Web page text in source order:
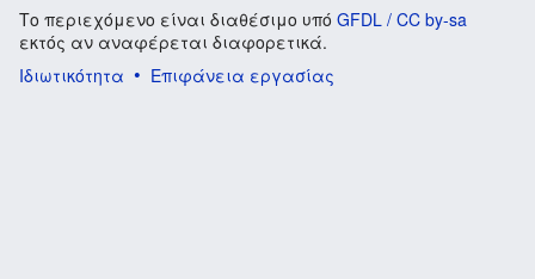
Το περιεχόμενο είναι διαθέσιμο υπό GFDL / CC by-sa
εκτός αν αναφέρεται διαφορετικά.
Ιδιωτικότητα
Επιφάνεια εργασίας